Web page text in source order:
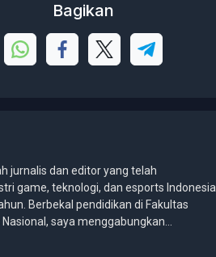
Bagikan
jurnalis dan editor yang telah
game, teknologi, dan esports Indonesia
Berbekal pendidikan di Fakultas
saya menggabungkan
pengalaman panjang di dunia